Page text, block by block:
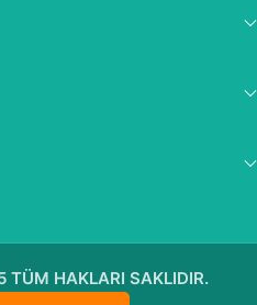
TÜM HAKLARI SAKLIDIR.